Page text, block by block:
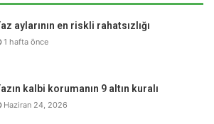
hastanın işlem kaynaklı ağrı gibi bir
bağırsağın bütün iç mukozasını
detaylı olarak izlenebilir. Kolon
ve kolon kanseri gibi hastalıkların
bir tanı konulabilir. Kolonoskopi
aylarının en riskli rahatsızlığı
1 hafta önce
kalbi korumanın 9 altın kuralı
Haziran 24, 2026